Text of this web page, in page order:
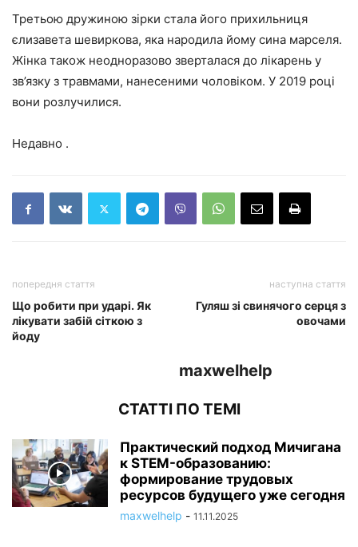
Третьою дружиною зірки стала його прихильниця
єлизавета шевиркова, яка народила йому сина марселя.
Жінка також неодноразово зверталася до лікарень у
зв’язку з травмами, нанесеними чоловіком. У 2019 році
вони розлучилися.
Недавно .
попередня стаття
Що робити при ударі. Як
лікувати забій сіткою з
йоду
наступна стаття
Гуляш зі свинячого серця з
овочами
maxwelhelp
СТАТТІ ПО ТЕМІ
Практический подход Мичигана
к STEM-образованию:
формирование трудовых
ресурсов будущего уже сегодня
maxwelhelp - 11.11.2025